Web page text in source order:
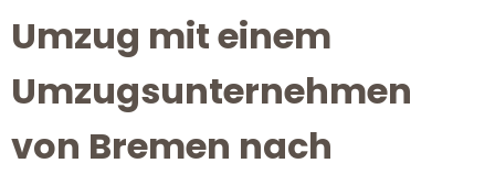
Umzug mit einem
Umzugsunternehmen
von Bremen nach